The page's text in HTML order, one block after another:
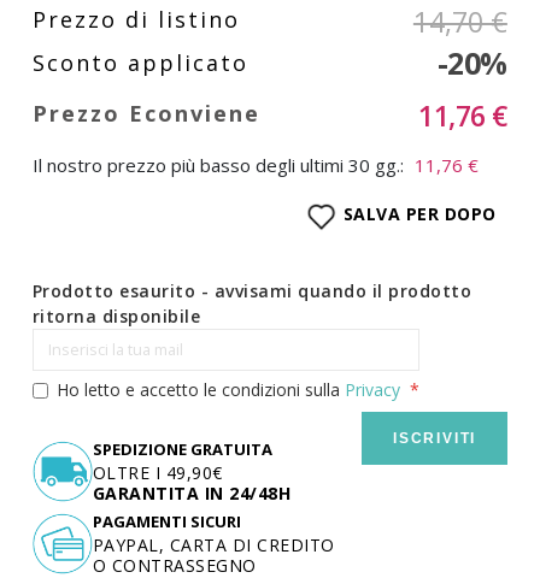
14,70 €
-20%
11,76 €
Il nostro prezzo più basso degli ultimi 30 gg.: 11,76 €
SALVA PER DOPO
Prodotto esaurito - avvisami quando il prodotto
ritorna disponibile
Ho letto e accetto le condizioni sulla Privacy
ISCRIVITI
SPEDIZIONE GRATUITA
OLTRE I 49,90€
GARANTITA IN 24/48H
PAGAMENTI SICURI
PAYPAL, CARTA DI CREDITO
O CONTRASSEGNO